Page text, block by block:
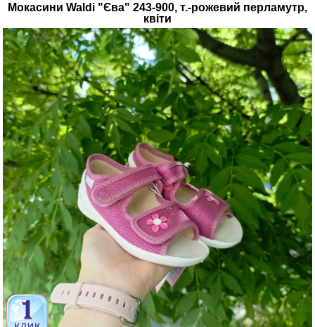
Мокасини Waldi "Єва" 243-900, т.-рожевий перламутр,
квіти